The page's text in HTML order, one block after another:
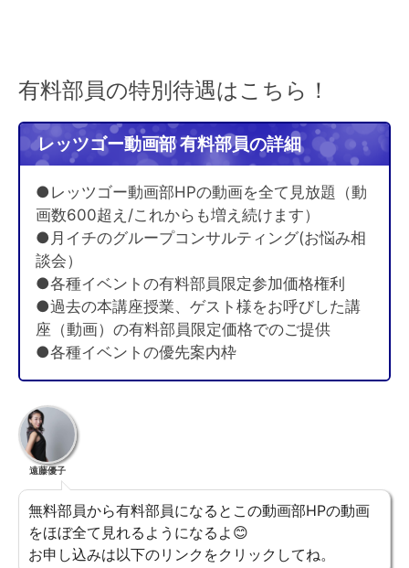
有料部員の特別待遇はこちら！
レッツゴー動画部 有料部員の詳細
●レッツゴー動画部HPの動画を全て見放題（動
画数600超え/これからも増え続けます）
●月イチのグループコンサルティング(お悩み相
談会）
●各種イベントの有料部員限定参加価格権利
●過去の本講座授業、ゲスト様をお呼びした講
座（動画）の有料部員限定価格でのご提供
●各種イベントの優先案内枠
遠藤優子
無料部員から有料部員になるとこの動画部HPの動画
をほぼ全て見れるようになるよ😊
お申し込みは以下のリンクをクリックしてね。